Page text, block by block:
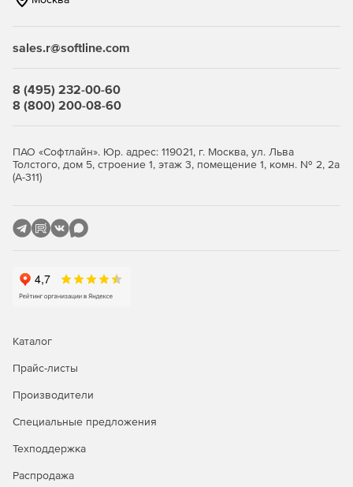
sales.r@softline.com
8 (495) 232-00-60
8 (800) 200-08-60
ПАО «Софтлайн». Юр. адрес: 119021, г. Москва, ул. Льва
Толстого, дом 5, строение 1, этаж 3, помещение 1, комн. № 2, 2а
(А-311)
Каталог
Прайс-листы
Производители
Специальные предложения
Техподдержка
Распродажа